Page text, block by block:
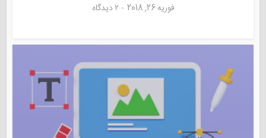
فوریه 26, 2018 ۲ دیدگاه